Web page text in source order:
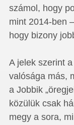
számol, hogy
mint 2014-ben
hogy bizony
A jelek szerint
valósága más,
a Jobbik
közülük csak
megy a sora,